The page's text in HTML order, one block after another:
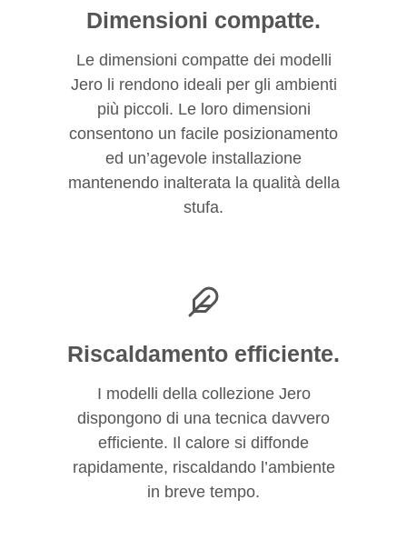
Dimensioni compatte.
Le dimensioni compatte dei modelli
Jero li rendono ideali per gli ambienti
più piccoli. Le loro dimensioni
consentono un facile posizionamento
ed un’agevole installazione
mantenendo inalterata la qualità della
stufa.
Riscaldamento efficiente.
I modelli della collezione Jero
dispongono di una tecnica davvero
efficiente. Il calore si diffonde
rapidamente, riscaldando l’ambiente
in breve tempo.